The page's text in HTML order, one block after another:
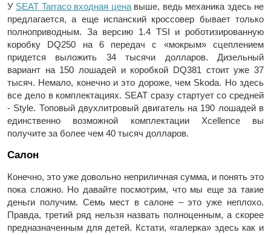
У SEAT Tarraco входная ценавыше, ведь механика здесь не
предлагается, а еще испанский кроссовер бывает только
полноприводным. За версию 1.4 TSI и роботизированную
коробку DQ250 на 6 передач с «мокрым» сцеплением
придется выложить 34 тысячи долларов. Дизельный
вариант на 150 лошадей и коробкой DQ381 стоит уже 37
тысяч. Немало, конечно и это дороже, чем Skoda. Но здесь
все дело в комплектациях. SEAT сразу стартует со средней
- Style. Топовый двухлитровый двигатель на 190 лошадей в
единственно возможной комплектации Xcellence вы
получите за более чем 40 тысяч долларов.
Салон
Конечно, это уже довольно неприличная сумма, и понять это
пока сложно. Но давайте посмотрим, что мы еще за такие
деньги получим. Семь мест в салоне – это уже неплохо.
Правда, третий ряд нельзя назвать полноценным, а скорее
предназначенным для детей. Кстати, «галерка» здесь как и